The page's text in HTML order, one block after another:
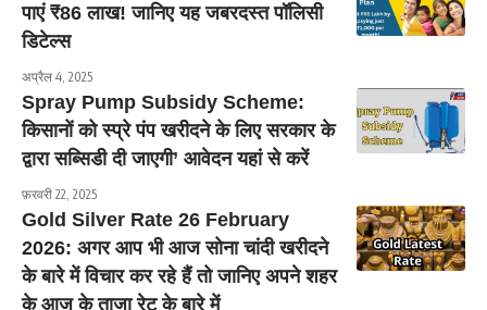
पाएं ₹86 लाख! जानिए यह जबरदस्त पॉलिसी
डिटेल्स
अप्रैल 4, 2025
Spray Pump Subsidy Scheme:
किसानों को स्प्रे पंप खरीदने के लिए सरकार के
द्वारा सब्सिडी दी जाएगी’ आवेदन यहां से करें
फ़रवरी 22, 2025
Gold Silver Rate 26 February
2026: अगर आप भी आज सोना चांदी खरीदने
के बारे में विचार कर रहे हैं तो जानिए अपने शहर
के आज के ताजा रेट के बारे में